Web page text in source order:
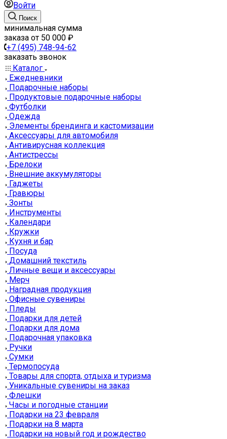
Войти
Поиск
минимальная сумма
заказа от 50 000 ₽
+7 (495) 748-94-62
заказать звонок
Каталог
Ежедневники
Подарочные наборы
Продуктовые подарочные наборы
Футболки
Одежда
Элементы брендинга и кастомизации
Аксессуары для автомобиля
Антивирусная коллекция
Антистрессы
Брелоки
Внешние аккумуляторы
Гаджеты
Гравюры
Зонты
Инструменты
Календари
Кружки
Кухня и бар
Посуда
Домашний текстиль
Личные вещи и аксессуары
Мерч
Наградная продукция
Офисные сувениры
Пледы
Подарки для детей
Подарки для дома
Подарочная упаковка
Ручки
Сумки
Термопосуда
Товары для спорта, отдыха и туризма
Уникальные сувениры на заказ
Флешки
Часы и погодные станции
Подарки на 23 февраля
Подарки на 8 марта
Подарки на новый год и рождество